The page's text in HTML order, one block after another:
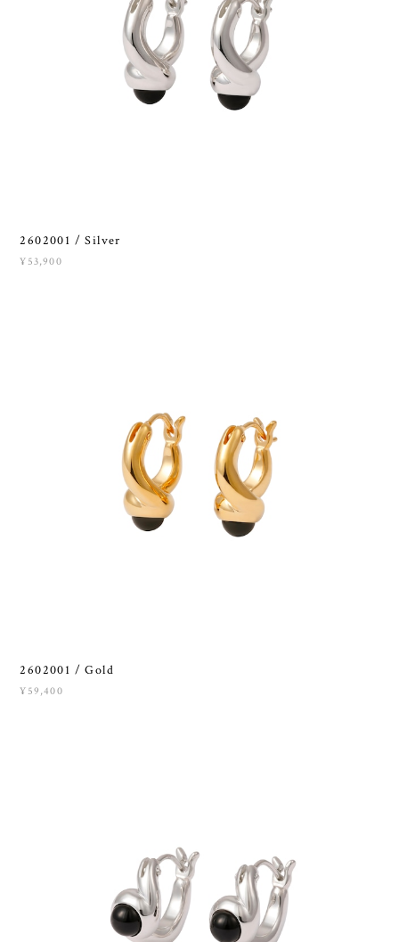
2602001 / Silver
¥53,900
2602001 / Gold
¥59,400